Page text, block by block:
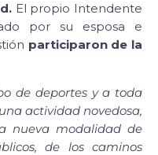
El propio Intendente
por su esposa e
participaron de la
de deportes y a toda
actividad novedosa,
nueva modalidad de
de los caminos